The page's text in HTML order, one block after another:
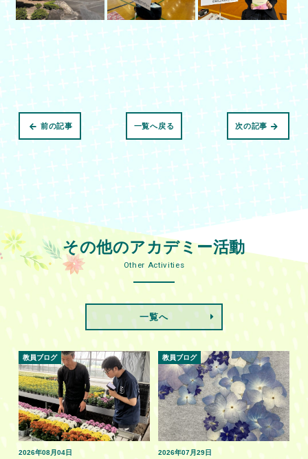
次の記事
一覧へ戻る
前の記事
その他のアカデミー活動
Other Activities
一覧へ
2026年08月04日
教員ブログ
2026年07月29日
教員ブログ